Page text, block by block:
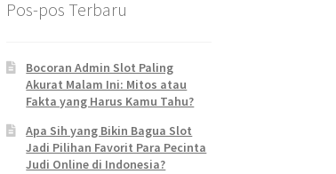
Pos-pos Terbaru
Bocoran Admin Slot Paling
Akurat Malam Ini: Mitos atau
Fakta yang Harus Kamu Tahu?
Apa Sih yang Bikin Bagua Slot
Jadi Pilihan Favorit Para Pecinta
Judi Online di Indonesia?